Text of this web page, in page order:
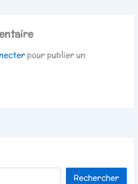
pour publier un
Rechercher